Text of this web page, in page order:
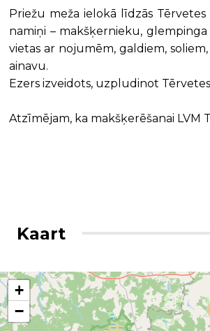
Priežu meža ielokā līdzās
namiņi – makšķernieku,
vietas ar nojumēm, galdiem,
ainavu.
Ezers izveidots, uzpludinot
Atzīmējam, ka makšķerēšanai LVM
Kaart
+
−